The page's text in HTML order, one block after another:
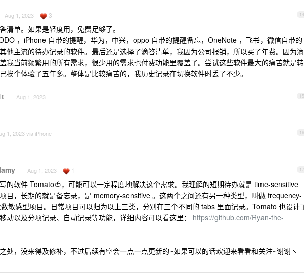
14
Aug 1, 2023 3
清单。如果是轻度用，免费足够了。
，iPhone 自带的提醒，华为，中兴，oppo 自带的提醒备忘，OneNote ，飞书，微信自带的
他主流的待办记录的软件。最后还是选择了滴答清单，我因为公司报销，所以买了年费。因为滴
我当前频繁用的所有需求，很少用的需求也付费功能里覆盖了。尝试这些软件最大的痛苦就是转
挨个体验了五年多。整体是比较痛苦的，我历史记录在切换软件时丢了不少。
15
Aug 1, 2023
16
1, 2023 via iPhone
17
Aug 1, 2023 1
的软件 Tomato🍅，可能可以一定程度地解决这个需求。我理解的短期待办就是 time-sensitive
目，长期的就是备忘录，是 memory-sensitive 。这两个之间还有另一种类型，叫做 frequency-
敏感型项目。日常项目可以归为以上三类，分别在三个不同的 tabs 里面记录。Tomato 也设计
动以及分项记录、自动记录等功能，详细内容可以看这里： https://github.com/Ryan-the-
处，没来得及修补，不过后续有空会一点一点更新的~如果可以的话欢迎来看看和关注~谢谢ヽ